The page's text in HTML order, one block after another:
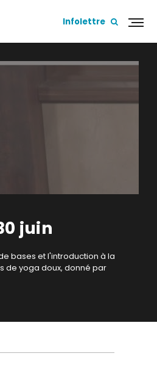
Infolettre
juin
bases et l'introduction à la
de yoga doux, donné par